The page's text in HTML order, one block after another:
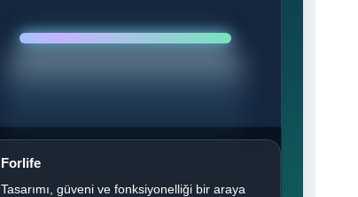
Forlife
Tasarımı, güveni ve fonksiyonelliği bir araya